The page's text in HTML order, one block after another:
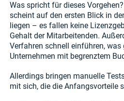
Was spricht für dieses
scheint auf den ersten Blick in
liegen – es fallen keine
Gehalt der Mitarbeitenden.
Verfahren schnell einführen, was
Unternehmen mit begrenztem
Allerdings bringen manuelle
mit sich, die die Anfangsvorteile